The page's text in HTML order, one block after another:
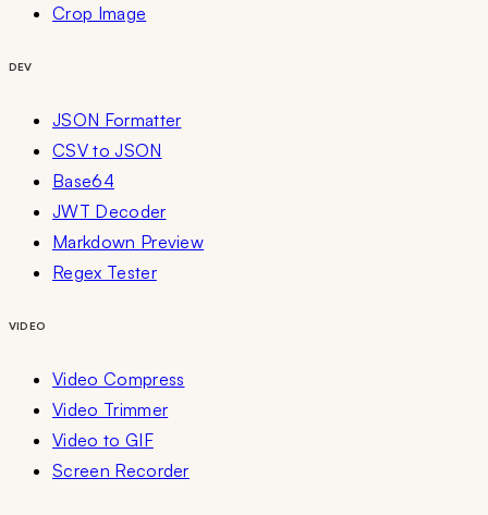
Crop Image
DEV
JSON Formatter
CSV to JSON
Base64
JWT Decoder
Markdown Preview
Regex Tester
VIDEO
Video Compress
Video Trimmer
Video to GIF
Screen Recorder